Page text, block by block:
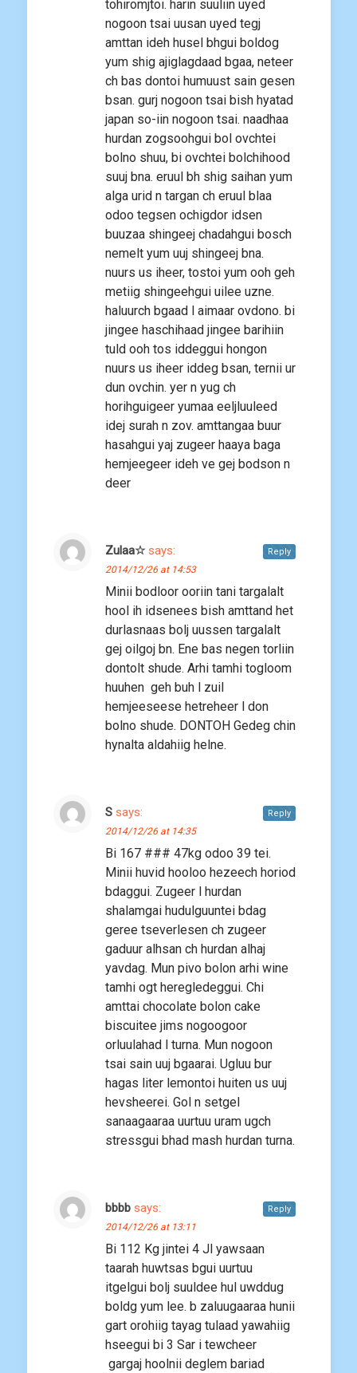
tohiromjtoi. harin suuliin uyed
nogoon tsai uusan uyed tegj
amttan ideh husel bhgui boldog
yum shig ajiglagdaad bgaa, neteer
ch bas dontoi humuust sain gesen
bsan. gurj nogoon tsai bish hyatad
japan so-iin nogoon tsai. naadhaa
hurdan zogsoohgui bol ovchtei
bolno shuu, bi ovchtei bolchihood
suuj bna. eruul bh shig saihan yum
alga urid n targan ch eruul blaa
odoo tegsen ochigdor idsen
buuzaa shingeej chadahgui bosch
nemelt yum uuj shingeej bna.
nuurs us iheer, tostoi yum ooh geh
metiig shingeehgui uilee uzne.
haluurch bgaad l aimaar ovdono. bi
jingee haschihaad jingee barihiin
tuld ooh tos iddeggui hongon
nuurs us iheer iddeg bsan, ternii ur
dun ovchin. yer n yug ch
horihguigeer yumaa eeljluuleed
idej surah n zov. amttangaa buur
hasahgui yaj zugeer haaya baga
hemjeegeer ideh ve gej bodson n
deer
Zulaa☆ says:
2014/12/26 at 14:53
Minii bodloor ooriin tani targalalt
hool ih idsenees bish amttand het
durlasnaas bolj uussen targalalt
gej oilgoj bn. Ene bas negen torliin
dontolt shude. Arhi tamhi togloom
huuhen geh buh l zuil
hemjeeseese hetreheer l don
bolno shude. DONTOH Gedeg chin
hynalta aldahiig helne.
Reply
S says:
2014/12/26 at 14:35
Bi 167 ### 47kg odoo 39 tei.
Minii huvid hooloo hezeech horiod
bdaggui. Zugeer l hurdan
shalamgai hudulguuntei bdag
geree tseverlesen ch zugeer
gaduur alhsan ch hurdan alhaj
yavdag. Mun pivo bolon arhi wine
tamhi ogt heregledeggui. Chi
amttai chocolate bolon cake
biscuitee jims nogoogoor
orluulahad l turna. Mun nogoon
tsai sain uuj bgaarai. Ugluu bur
hagas liter lemontoi huiten us uuj
hevsheerei. Gol n setgel
sanaagaaraa uurtuu uram ugch
stressgui bhad mash hurdan turna.
Reply
bbbb says:
2014/12/26 at 13:11
Bi 112 Kg jintei 4 Jl yawsaan
taarah huwtsas bgui uurtuu
itgelgui bolj suuldee hul uwddug
boldg yum lee. b zaluugaaraa hunii
gart orohiig tayag tulaad yawahiig
hseegui bi 3 Sar i tewcheer
gargaj hoolnii deglem bariad
Reply